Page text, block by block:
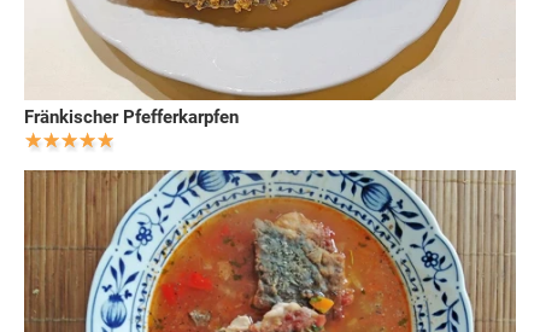
Fränkischer Pfefferkarpfen